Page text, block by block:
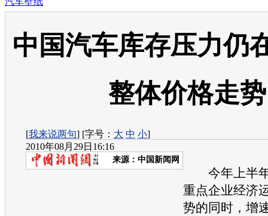
中国汽车库存压力仍
整体价格走势
[我来说两句] [字号： 大 中 小]
2010年08月29日16:16
来源： 中国新闻网
今年上半年
重点企业经济
势的同时，增